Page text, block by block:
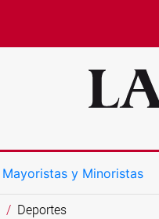
Deportes